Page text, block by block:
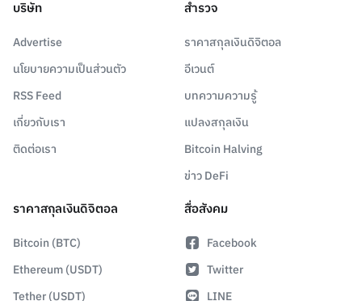
บริษัท
Advertise
นโยบายความเป็นส่วนตัว
RSS Feed
เกี่ยวกับเรา
ติดต่อเรา
สำรวจ
ราคาสกุลเงินดิจิตอล
อีเวนต์
บทความความรู้
แปลงสกุลเงิน
Bitcoin Halving
ข่าว DeFi
ราคาสกุลเงินดิจิตอล
Bitcoin (BTC)
Ethereum (USDT)
Tether (USDT)
สื่อสังคม
Facebook
Twitter
LINE